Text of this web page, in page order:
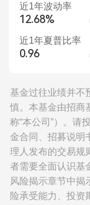
近1年波动率
12.68%
近1年夏普比率
0.96
基金过往业绩并不
慎。本基金由招商
称“本公司”）。请
金合同、招募说明
理人发布的交易规
者需要全面认识基
风险揭示章节中揭
险承受能力、投资